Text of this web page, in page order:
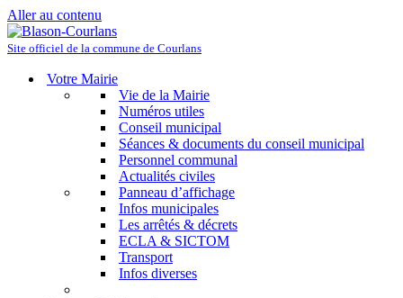
Aller au contenu
Site officiel de la commune de Courlans
Votre Mairie
Vie de la Mairie
Numéros utiles
Conseil municipal
Séances & documents du conseil municipal
Personnel communal
Actualités civiles
Panneau d’affichage
Infos municipales
Les arrêtés & décrets
ECLA & SICTOM
Transport
Infos diverses